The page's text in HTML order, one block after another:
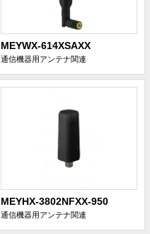
MEYWX-614XSAXX
通信機器用アンテナ関連
MEYHX-3802NFXX-950
通信機器用アンテナ関連